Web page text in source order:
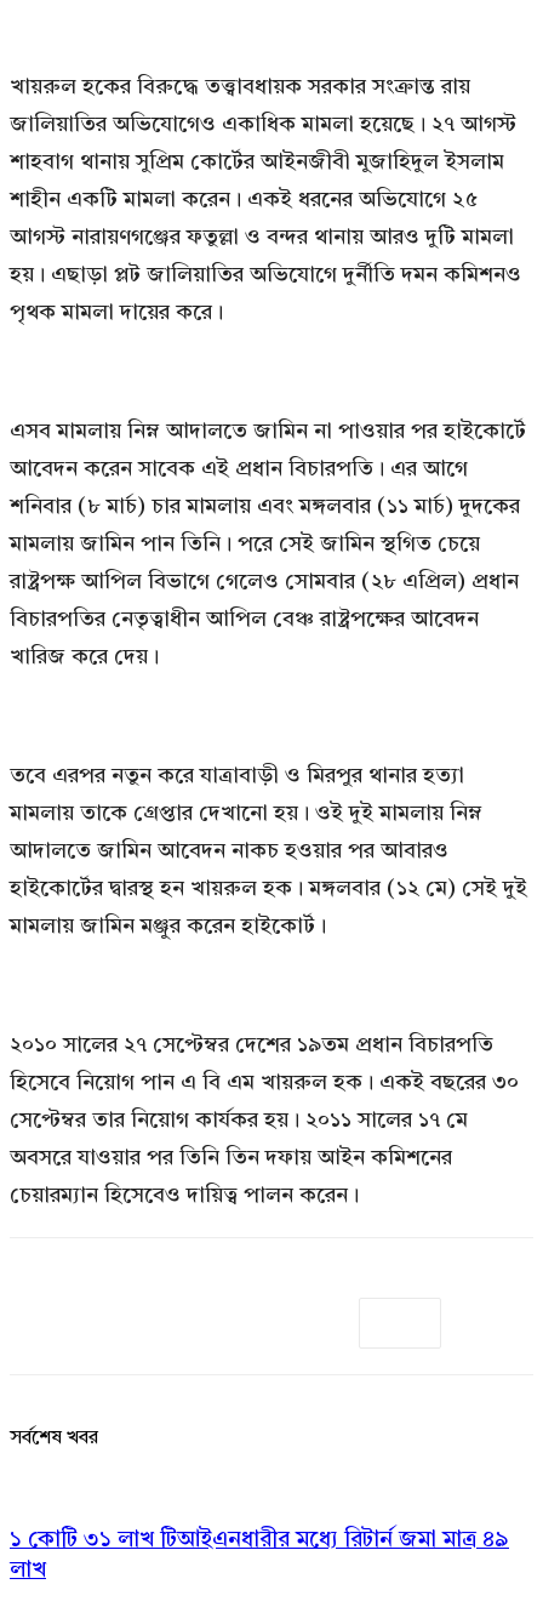
খায়রুল হকের বিরুদ্ধে তত্ত্বাবধায়ক সরকার সংক্রান্ত রায়
জালিয়াতির অভিযোগেও একাধিক মামলা হয়েছে। ২৭ আগস্ট
শাহবাগ থানায় সুপ্রিম কোর্টের আইনজীবী মুজাহিদুল ইসলাম
শাহীন একটি মামলা করেন। একই ধরনের অভিযোগে ২৫
আগস্ট নারায়ণগঞ্জের ফতুল্লা ও বন্দর থানায় আরও দুটি মামলা
হয়। এছাড়া প্লট জালিয়াতির অভিযোগে দুর্নীতি দমন কমিশনও
পৃথক মামলা দায়ের করে।
এসব মামলায় নিম্ন আদালতে জামিন না পাওয়ার পর হাইকোর্টে
আবেদন করেন সাবেক এই প্রধান বিচারপতি। এর আগে
শনিবার (৮ মার্চ) চার মামলায় এবং মঙ্গলবার (১১ মার্চ) দুদকের
মামলায় জামিন পান তিনি। পরে সেই জামিন স্থগিত চেয়ে
রাষ্ট্রপক্ষ আপিল বিভাগে গেলেও সোমবার (২৮ এপ্রিল) প্রধান
বিচারপতির নেতৃত্বাধীন আপিল বেঞ্চ রাষ্ট্রপক্ষের আবেদন
খারিজ করে দেয়।
তবে এরপর নতুন করে যাত্রাবাড়ী ও মিরপুর থানার হত্যা
মামলায় তাকে গ্রেপ্তার দেখানো হয়। ওই দুই মামলায় নিম্ন
আদালতে জামিন আবেদন নাকচ হওয়ার পর আবারও
হাইকোর্টের দ্বারস্থ হন খায়রুল হক। মঙ্গলবার (১২ মে) সেই দুই
মামলায় জামিন মঞ্জুর করেন হাইকোর্ট।
২০১০ সালের ২৭ সেপ্টেম্বর দেশের ১৯তম প্রধান বিচারপতি
হিসেবে নিয়োগ পান এ বি এম খায়রুল হক। একই বছরের ৩০
সেপ্টেম্বর তার নিয়োগ কার্যকর হয়। ২০১১ সালের ১৭ মে
অবসরে যাওয়ার পর তিনি তিন দফায় আইন কমিশনের
চেয়ারম্যান হিসেবেও দায়িত্ব পালন করেন।
সর্বশেষ খবর
১ কোটি ৩১ লাখ টিআইএনধারীর মধ্যে রিটার্ন জমা মাত্র ৪৯
লাখ